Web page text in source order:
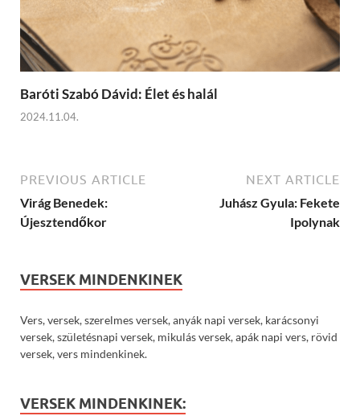
Baróti Szabó Dávid: Élet és halál
2024.11.04.
PREVIOUS ARTICLE
Virág Benedek:
Újesztendőkor
NEXT ARTICLE
Juhász Gyula: Fekete
Ipolynak
VERSEK MINDENKINEK
Vers, versek, szerelmes versek, anyák napi versek, karácsonyi
versek, születésnapi versek, mikulás versek, apák napi vers, rövid
versek, vers mindenkinek.
VERSEK MINDENKINEK: